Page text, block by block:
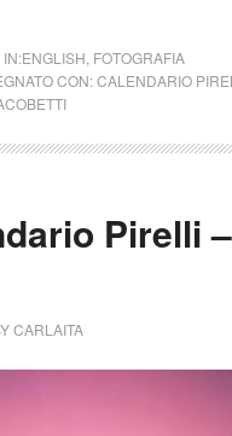
IN:ENGLISH FOTOGRAFIA
CON:CALENDARIO
Pirelli
CARLAITA